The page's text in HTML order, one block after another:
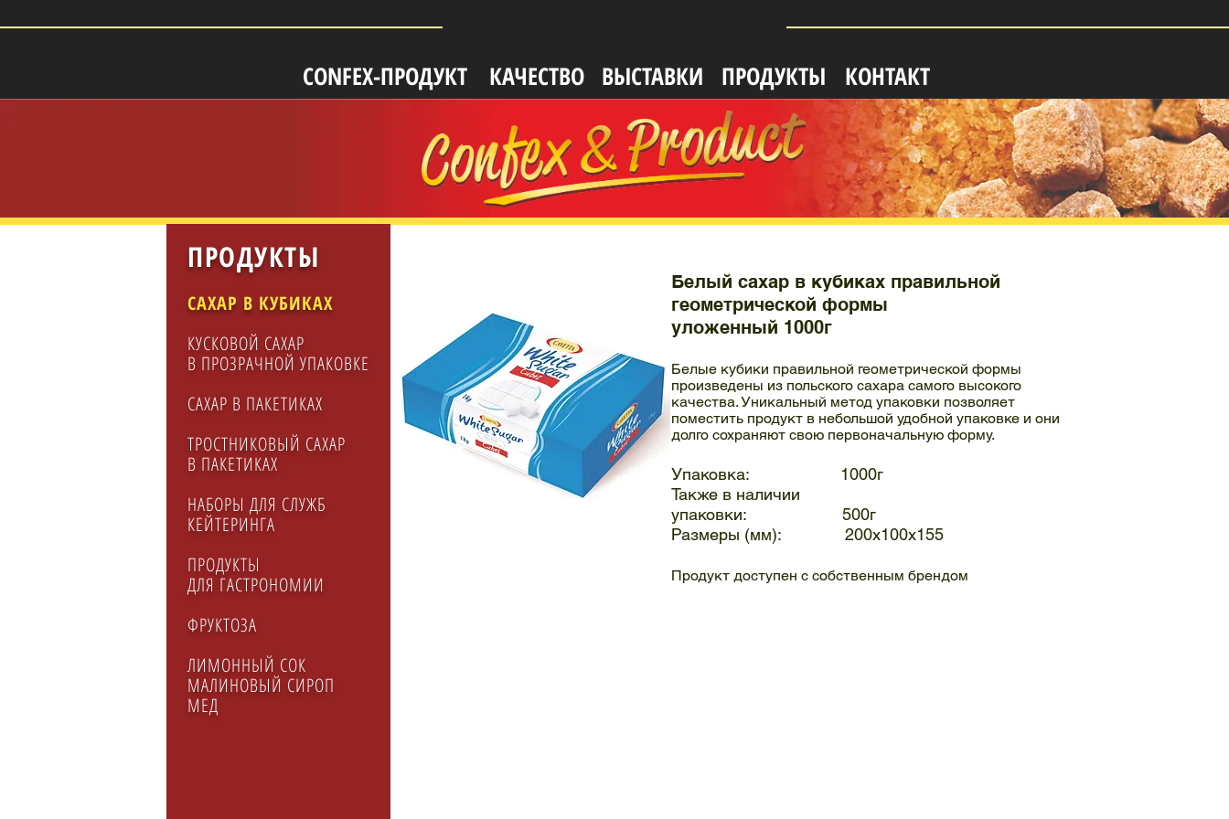
CONFEX-ПРОДУКТ КАЧЕСТВО ВЫСТАВКИ ПРОДУКТЫ КОНТАКТ
ПРОДУКТЫ
САХАР В КУБИКАХ
КУСКОВОЙ САХАР
В ПРОЗРАЧНОЙ УПАКОВКЕ
САХАР В ПАКЕТИКАХ
ТРОСТНИКОВЫЙ САХАР
В ПАКЕТИКАХ
НАБОРЫ ДЛЯ СЛУЖБ
КЕЙТЕРИНГA
ПРОДУКТЫ
ДЛЯ ГАСТРОНОМИИ
ФРУКТОЗА
ЛИМОННЫЙ СОК
МАЛИНОВЫЙ СИРОП
МЕД
Белый сахар в кубиках правильной
геометрической формы
уложенный 1000г
Белые кубики правильной геометрической формы
произведены из польского сахара самого высокого
качества. Уникальный метод упаковки позволяет
поместить продукт в небольшой удобной упаковке и они
долго сохраняют свою первоначальную форму.
Упаковка: 1000г
Также в наличии
упаковки: 500г
Размеры (мм): 200x100x155
Продукт доступен с собственным брендом